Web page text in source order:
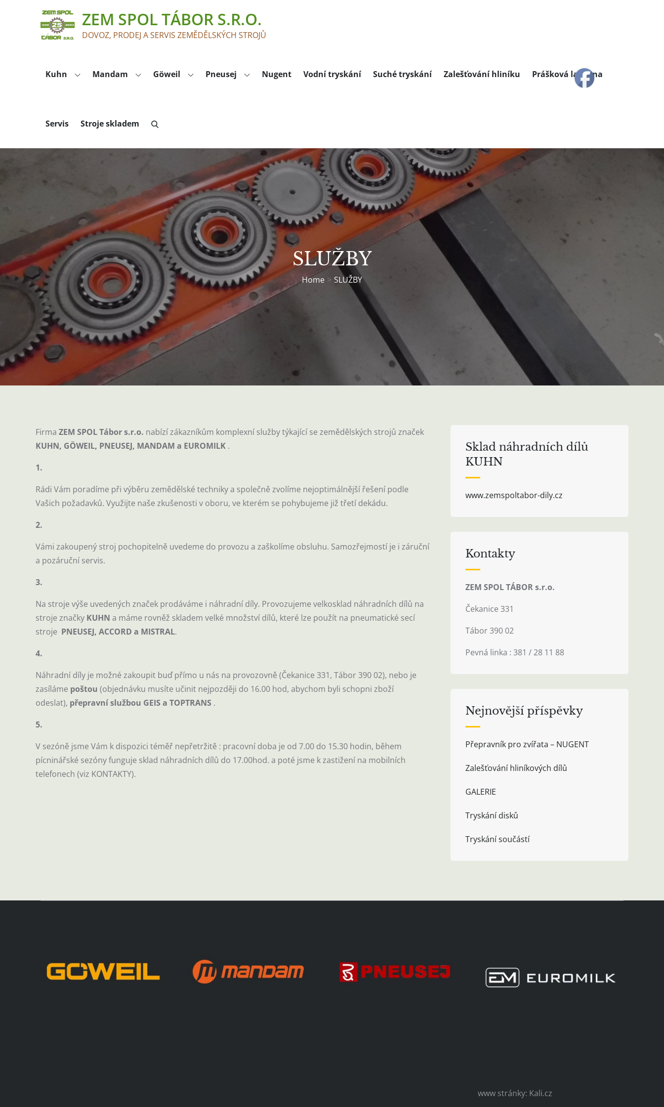
ZEM SPOL TÁBOR S.R.O.
DOVOZ, PRODEJ A SERVIS ZEMĚDĚLSKÝCH STROJŮ
Kuhn Mandam Göweil Pneusej Nugent Vodní tryskání Suché tryskání Zalešťování hliníku Prášková lakovna
Servis Stroje skladem
SLUŽBY
Home SLUŽBY
Firma ZEM SPOL Tábors.r.o. nabízí zákazníkům komplexní služby týkající se zemědělských strojů značek
KUHN, GÖWEIL, PNEUSEJ, MANDAM a EUROMILK .
1.
Rádi Vám poradíme při výběru zemědělské techniky a společně zvolíme nejoptimálnější řešení podle
Vašich požadavků. Využijte naše zkušenosti v oboru, ve kterém se pohybujeme již třetí dekádu.
2.
Vámi zakoupený stroj pochopitelně uvedeme do provozu a zaškolíme obsluhu. Samozřejmostí je i záruční
a pozáruční servis.
3.
Na stroje výše uvedených značek prodáváme i náhradní díly. Provozujeme velkosklad náhradních dílů na
stroje značky KUHN a máme rovněž skladem velké množství dílů, které lze použít na pneumatické secí
stroje PNEUSEJ, ACCORD a MISTRAL.
4.
Náhradní díly je možné zakoupit buď přímo u nás na provozovně (Čekanice 331, Tábor 390 02), nebo je
zasíláme poštou (objednávku musíte učinit nejpozději do 16.00 hod, abychom byli schopni zboží
odeslat), přepravní službou GEIS a TOPTRANS .
5.
V sezóně jsme Vám k dispozici téměř nepřetržitě : pracovní doba je od 7.00 do 15.30 hodin, během
pícninářské sezóny funguje sklad náhradních dílů do 17.00hod. a poté jsme k zastižení na mobilních
telefonech (viz KONTAKTY).
Sklad náhradních dílů
KUHN
www.zemspoltabor-dily.cz
Kontakty
ZEM SPOL TÁBOR s.r.o.
Čekanice 331
Tábor 390 02
Pevná linka : 381 / 28 11 88
Nejnovější příspěvky
Přepravník pro zvířata – NUGENT
Zalešťování hliníkových dílů
GALERIE
Tryskání disků
Tryskání součástí
www stránky: Kali.cz